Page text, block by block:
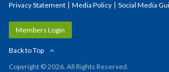
Privacy Statement Media Policy Social Media
Members Login
Back to Top
Copyright © 2026. All Rights Reserved.